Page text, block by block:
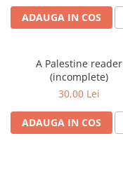
ADAUGA IN COS
A Palestine reader
(incomplete)
30,00 Lei
ADAUGA IN COS